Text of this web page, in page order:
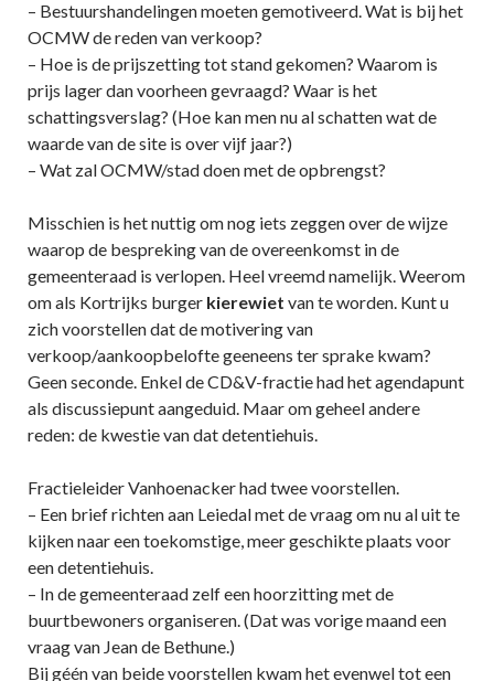
– Bestuurshandelingen moeten gemotiveerd. Wat is bij het
OCMW de reden van verkoop?
– Hoe is de prijszetting tot stand gekomen? Waarom is
prijs lager dan voorheen gevraagd? Waar is het
schattingsverslag? (Hoe kan men nu al schatten wat de
waarde van de site is over vijf jaar?)
– Wat zal OCMW/stad doen met de opbrengst?
Misschien is het nuttig om nog iets zeggen over de wijze
waarop de bespreking van de overeenkomst in de
gemeenteraad is verlopen. Heel vreemd namelijk. Weerom
om als Kortrijks burger kierewiet van te worden. Kunt u
zich voorstellen dat de motivering van
verkoop/aankoopbelofte geeneens ter sprake kwam?
Geen seconde. Enkel de CD&V-fractie had het agendapunt
als discussiepunt aangeduid. Maar om geheel andere
reden: de kwestie van dat detentiehuis.
Fractieleider Vanhoenacker had twee voorstellen.
– Een brief richten aan Leiedal met de vraag om nu al uit te
kijken naar een toekomstige, meer geschikte plaats voor
een detentiehuis.
– In de gemeenteraad zelf een hoorzitting met de
buurtbewoners organiseren. (Dat was vorige maand een
vraag van Jean de Bethune.)
Bij géén van beide voorstellen kwam het evenwel tot een